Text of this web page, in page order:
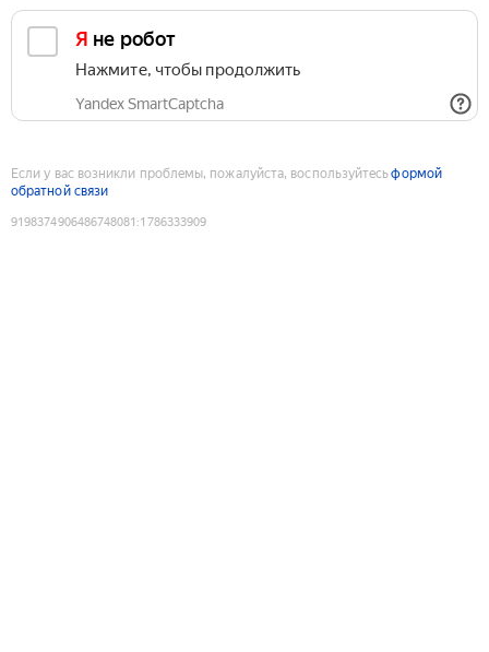
Я не робот
Нажмите, чтобы продолжить
Yandex SmartCaptcha
Если у вас возникли проблемы, пожалуйста, воспользуйтесьформой
обратной связи
9198374906486748081 :1786333909